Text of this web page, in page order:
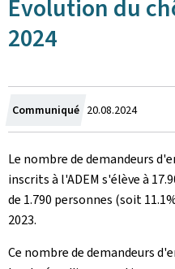
Évolution du
2024
Communiqué Crée
le
20.08.2024
Le nombre de demandeurs
inscrits à l'ADEM s'élève à
de 1.790 personnes (soit
2023.
Ce nombre de demandeurs